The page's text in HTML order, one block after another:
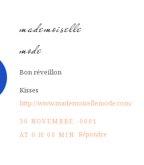
mademoiselle
mode
Bon réveillon
Kisses
http://www.mademoisellemode.com/
30 NOVEMBRE -0001
AT 0 H 00 MIN Répondre